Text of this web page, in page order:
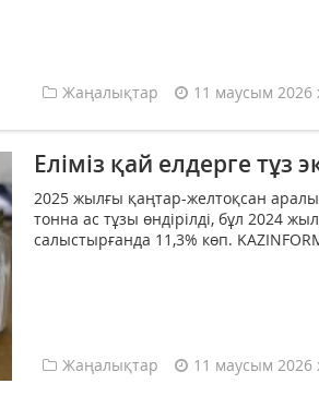
Жаңалықтар 11 маусым 2026
Еліміз қай елдерге тұз
2025 жылғы қаңтар-желтоқсан
тонна ас тұзы өндірілді, бұл 2024
салыстырғанда 11,3% көп.
Жаңалықтар 11 маусым 2026